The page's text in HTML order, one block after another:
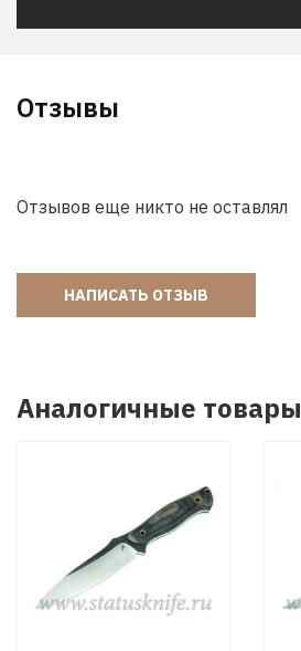
Отзывы
Отзывов еще никто не оставлял
НАПИСАТЬ ОТЗЫВ
Аналогичные товары